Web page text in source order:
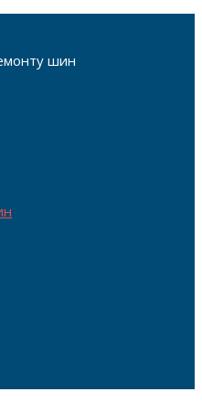
шин